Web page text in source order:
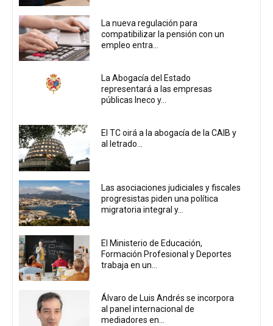
La nueva regulación para
compatibilizar la pensión con un
empleo entra...
La Abogacía del Estado
representará a las empresas
públicas Ineco y...
El TC oirá a la abogacía de la CAIB y
al letrado...
Las asociaciones judiciales y fiscales
progresistas piden una política
migratoria integral y...
El Ministerio de Educación,
Formación Profesional y Deportes
trabaja en un...
Álvaro de Luis Andrés se incorpora
al panel internacional de
mediadores en...